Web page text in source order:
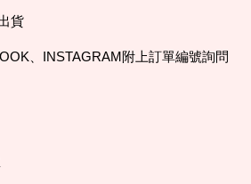
貨
、INSTAGRAM附上訂單編號詢問